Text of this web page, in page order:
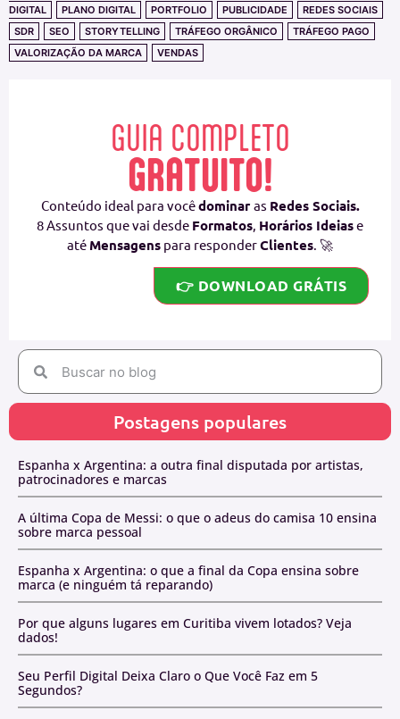
DIGITAL
PLANO DIGITAL PORTFOLIO PUBLICIDADE
REDES SOCIAIS
SDR
SEO STORYTELLING TRÁFEGO ORGÂNICO
TRÁFEGO PAGO
VALORIZAÇÃO DA MARCA
VENDAS
GUIA COMPLETO
GRATUITO!
Conteúdo ideal para vocêdominar as Redes Sociais.
8 Assuntos que vai desde Formatos, Horários Ideiase
até Mensagens para responderClientes. 🚀
👉 DOWNLOAD GRÁTIS
Postagens populares
Espanha x Argentina: a outra final disputada por artistas,
patrocinadores e marcas
A última Copa de Messi: o que o adeus do camisa 10 ensina
sobre marca pessoal
Espanha x Argentina: o que a final da Copa ensina sobre
marca (e ninguém tá reparando)
Por que alguns lugares em Curitiba vivem lotados? Veja
dados!
Seu Perfil Digital Deixa Claro o Que Você Faz em 5
Segundos?